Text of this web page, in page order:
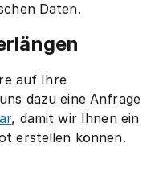
Daten.
auf Ihre
dazu eine Anfrage
, damit wir Ihnen ein
erstellen können.